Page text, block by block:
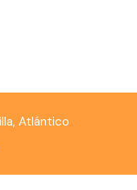
Atlántico